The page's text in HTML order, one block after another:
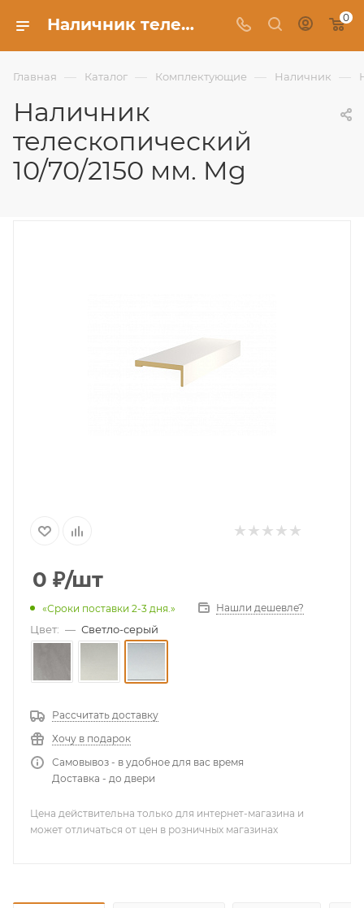
Наличник телескопический 10/70/2150 мм. Mg - Фабрика Uberture 0
Главная — Каталог — Комплектующие — Наличник —
Наличник
телескопический
10/70/2150 мм. Mg
0 ₽/шт
«Сроки поставки 2-3 дня.» Нашли дешевле?
Цвет: — Светло-серый
Рассчитать доставку
Хочу в подарок
Самовывоз - в удобное для вас время
Доставка - до двери
Цена действительна только для интернет-магазина и
может отличаться от цен в розничных магазинах